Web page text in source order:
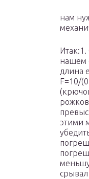
нам
нашем
длина
F=10/
этими
срывал